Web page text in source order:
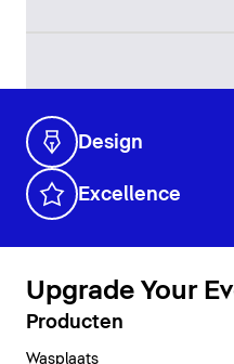
Design
Excellence
Upgrade Your
Producten
Wasplaats